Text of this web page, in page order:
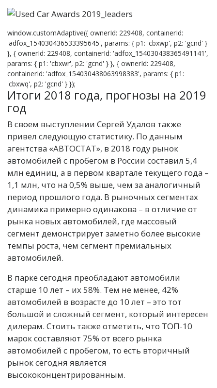
window.customAdaptive({ ownerId: 229408, containerId:
'adfox_154030436533395645', params: { p1: 'cbxwp', p2: 'gcnd' }
}, { ownerId: 229408, containerId: 'adfox_154030438365491141',
params: { p1: 'cbxwr', p2: 'gcnd' } }, { ownerId: 229408,
containerId: 'adfox_154030438063998383', params: { p1:
'cbxwq', p2: 'gcnd' } });
Итоги 2018 года, прогнозы на 2019
год
В своем выступлении Сергей Удалов также
привел следующую статистику. По данным
агентства «АВТОСТАТ», в 2018 году рынок
автомобилей с пробегом в России составил 5,4
млн единиц, а в первом квартале текущего года –
1,1 млн, что на 0,5% выше, чем за аналогичный
период прошлого года. В рыночных сегментах
динамика примерно одинакова – в отличие от
рынка новых автомобилей, где массовый
сегмент демонстрирует заметно более высокие
темпы роста, чем сегмент премиальных
автомобилей.
В парке сегодня преобладают автомобили
старше 10 лет – их 58%. Тем не менее, 42%
автомобилей в возрасте до 10 лет – это тот
большой и сложный сегмент, который интересен
дилерам. Стоить также отметить, что ТОП-10
марок составляют 75% от всего рынка
автомобилей с пробегом, то есть вторичный
рынок сегодня является
высококонцентрированным.